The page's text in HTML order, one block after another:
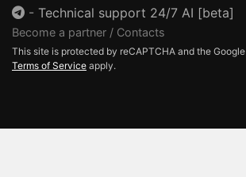
- Technical support 24/7 AI [beta]
Become a partner / Contacts
This site is protected by reCAPTCHA and the Google
Terms of Service apply.